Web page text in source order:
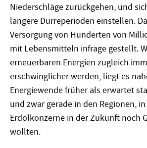
Niederschläge zurückgehen, und
längere Dürreperioden einstellen.
Versorgung von Hunderten von
mit Lebensmitteln infrage gestellt.
erneuerbaren Energien zugleich
erschwinglicher werden, liegt es
Energiewende früher als erwartet
und zwar gerade in den Regionen,
Erdölkonzerne in der Zukunft noch
wollten.